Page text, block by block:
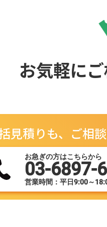
お気軽に
見積りも、ご相
お急ぎの方はこちらから
03-6897-
営業時間：平日9:00～